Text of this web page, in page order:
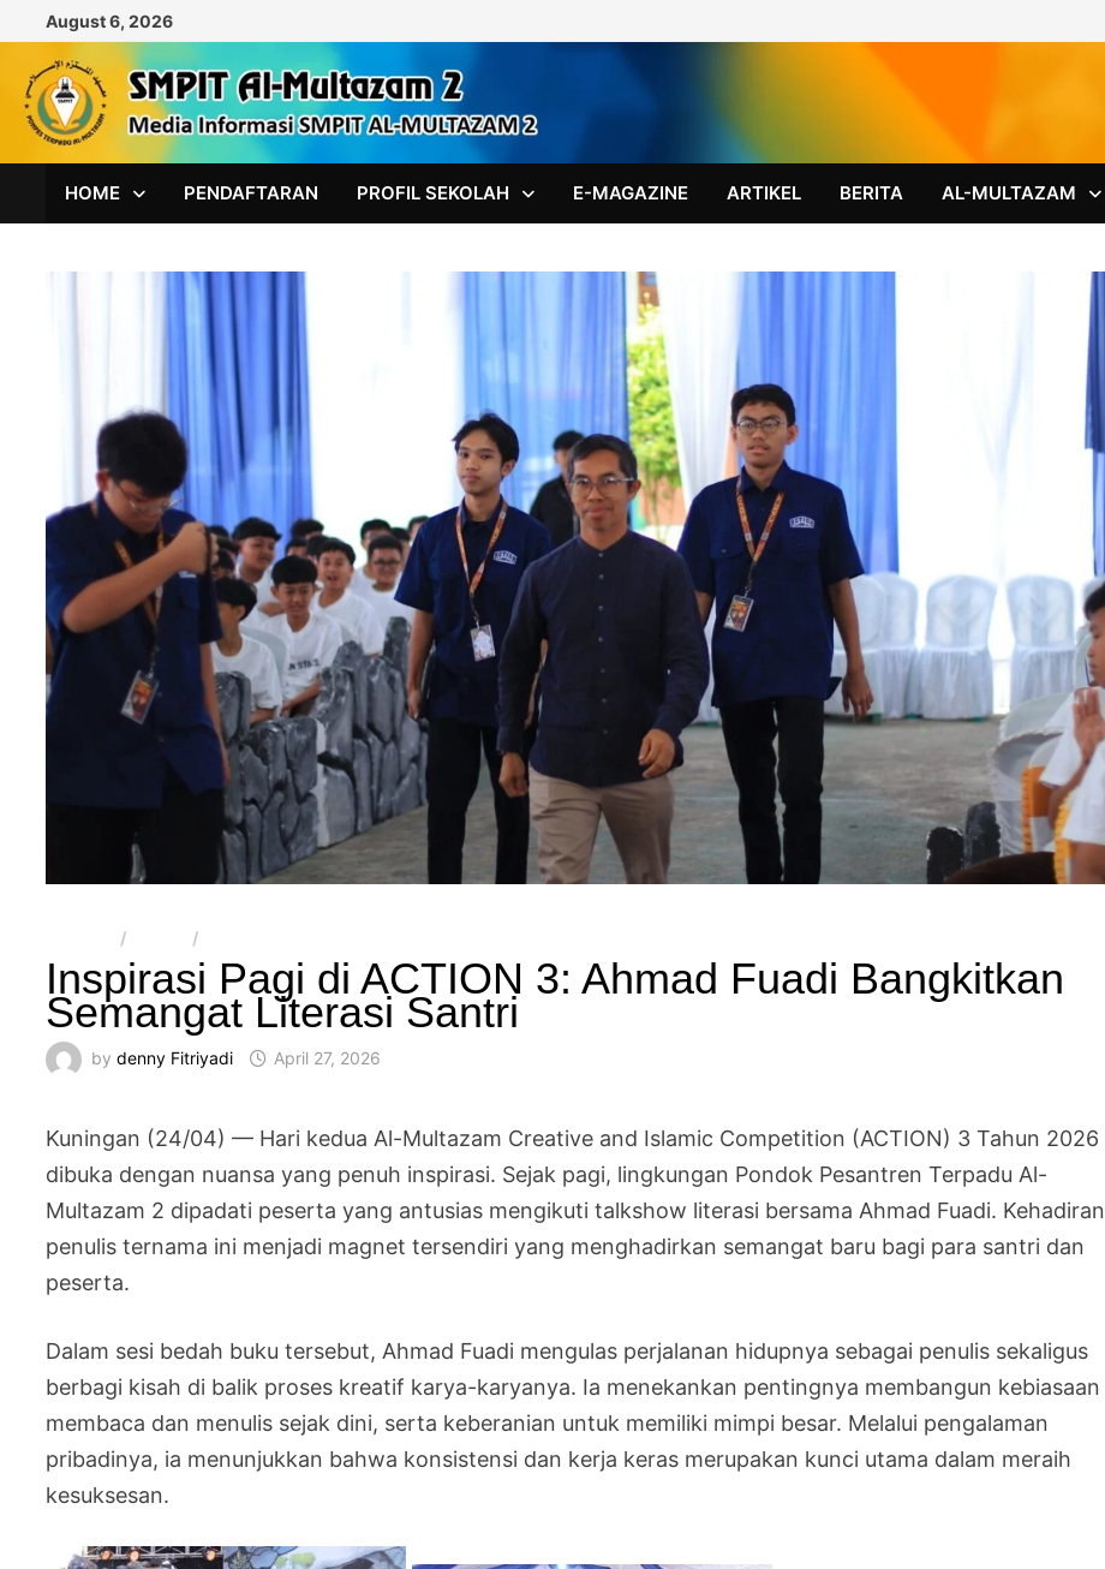
to
content
August 6, 2026
HOME PENDAFTARAN PROFIL SEKOLAH E-MAGAZINE ARTIKEL BERITA AL-MULTAZAM
/ /
Inspirasi Pagi di ACTION 3: Ahmad Fuadi Bangkitkan
Semangat Literasi Santri
bydenny Fitriyadi April 27, 2026
Kuningan (24/04) — Hari kedua Al-Multazam Creative and Islamic Competition (ACTION) 3 Tahun 2026
dibuka dengan nuansa yang penuh inspirasi. Sejak pagi, lingkungan Pondok Pesantren Terpadu Al-
Multazam 2 dipadati peserta yang antusias mengikuti talkshow literasi bersama Ahmad Fuadi. Kehadiran
penulis ternama ini menjadi magnet tersendiri yang menghadirkan semangat baru bagi para santri dan
peserta.
Dalam sesi bedah buku tersebut, Ahmad Fuadi mengulas perjalanan hidupnya sebagai penulis sekaligus
berbagi kisah di balik proses kreatif karya-karyanya. Ia menekankan pentingnya membangun kebiasaan
membaca dan menulis sejak dini, serta keberanian untuk memiliki mimpi besar. Melalui pengalaman
pribadinya, ia menunjukkan bahwa konsistensi dan kerja keras merupakan kunci utama dalam meraih
kesuksesan.